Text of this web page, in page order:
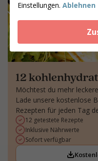
Einstellungen. Ablehnen
12
Möchtest du mehr
Lade unsere kostenlose
Rezepten für jeden Tag
12 getestete Rezepte
Inklusive Nährwerte
Sofort verfügbar